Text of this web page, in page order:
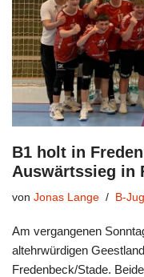
B1 holt in
Auswärtssieg in
von Jonas Lange B-
Am vergangenen
altehrwürdigen
Fredenbeck/Stade.